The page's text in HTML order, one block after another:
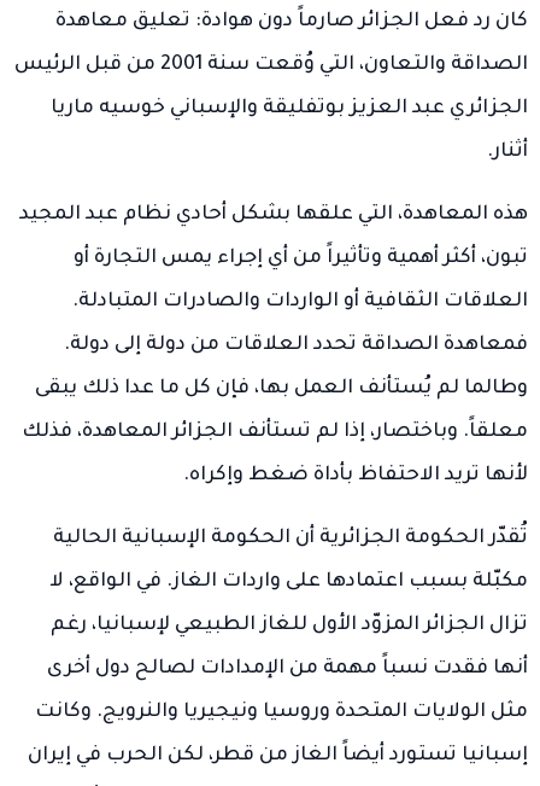
كان رد فعل الجزائر صارماً دون هوادة: تعليق معاهدة
الصداقة والتعاون، التي وُقعت سنة 2001 من قبل الرئيس
الجزائري عبد العزيز بوتفليقة والإسباني خوسيه ماريا
أثنار.
هذه المعاهدة، التي علقها بشكل أحادي نظام عبد المجيد
تبون، أكثر أهمية وتأثيراً من أي إجراء يمس التجارة أو
العلاقات الثقافية أو الواردات والصادرات المتبادلة.
فمعاهدة الصداقة تحدد العلاقات من دولة إلى دولة.
وطالما لم يُستأنف العمل بها، فإن كل ما عدا ذلك يبقى
معلقاً. وباختصار، إذا لم تستأنف الجزائر المعاهدة، فذلك
لأنها تريد الاحتفاظ بأداة ضغط وإكراه.
تُقدّر الحكومة الجزائرية أن الحكومة الإسبانية الحالية
مكبّلة بسبب اعتمادها على واردات الغاز. في الواقع، لا
تزال الجزائر المزوّد الأول للغاز الطبيعي لإسبانيا، رغم
أنها فقدت نسباً مهمة من الإمدادات لصالح دول أخرى
مثل الولايات المتحدة وروسيا ونيجيريا والنرويج. وكانت
إسبانيا تستورد أيضاً الغاز من قطر، لكن الحرب في إيران